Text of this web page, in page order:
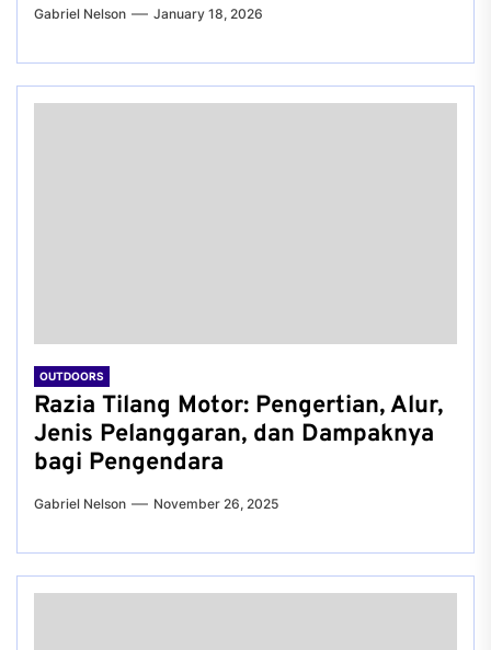
Gabriel Nelson January 18, 2026
OUTDOORS
Razia Tilang Motor: Pengertian, Alur,
Jenis Pelanggaran, dan Dampaknya
bagi Pengendara
Gabriel Nelson November 26, 2025